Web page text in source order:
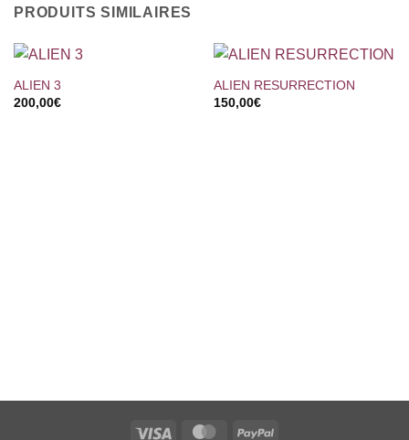
PRODUITS SIMILAIRES
ALIEN 3
200,00€
ALIEN RESURRECTION
150,00€
Visa MasterCardPayPal